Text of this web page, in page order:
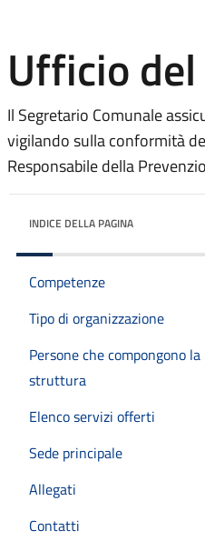
Ufficio
Il Segretario Comunale
vigilando sulla conformità
Responsabile della
INDICE DELLA PAGINA
Competenze
Tipo di organizzazione
Persone che compongono la
struttura
Elenco servizi offerti
Sede principale
Allegati
Contatti